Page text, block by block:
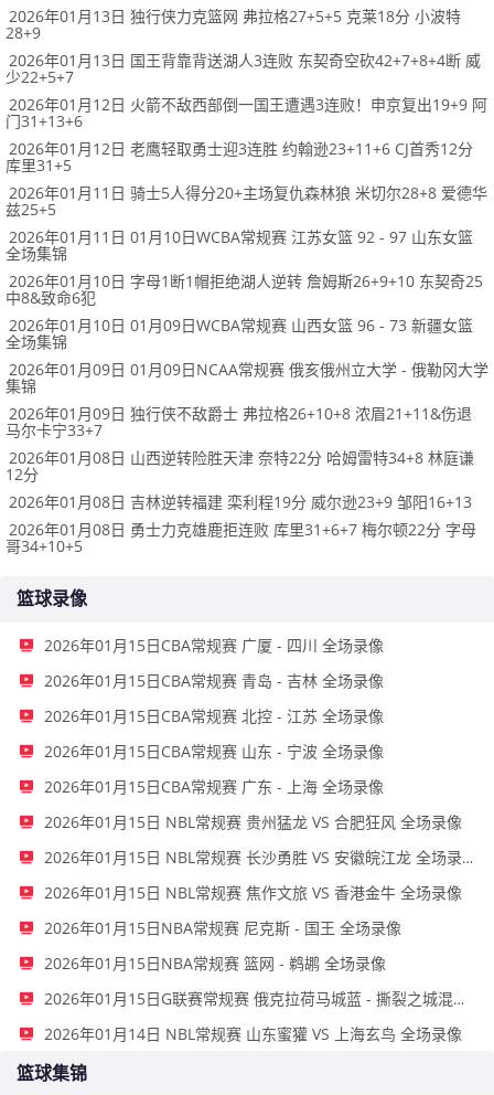
2026年01月13日 独行侠力克篮网 弗拉格27+5+5 克莱18分 小波特
28+9
2026年01月13日 国王背靠背送湖人3连败 东契奇空砍42+7+8+4断 威
少22+5+7
2026年01月12日 火箭不敌西部倒一国王遭遇3连败！申京复出19+9 阿
门31+13+6
2026年01月12日 老鹰轻取勇士迎3连胜 约翰逊23+11+6 CJ首秀12分
库里31+5
2026年01月11日 骑士5人得分20+主场复仇森林狼 米切尔28+8 爱德华
兹25+5
2026年01月11日 01月10日WCBA常规赛 江苏女篮 92 - 97 山东女篮
全场集锦
2026年01月10日 字母1断1帽拒绝湖人逆转 詹姆斯26+9+10 东契奇25
中8&致命6犯
2026年01月10日 01月09日WCBA常规赛 山西女篮 96 - 73 新疆女篮
全场集锦
2026年01月09日 01月09日NCAA常规赛 俄亥俄州立大学 - 俄勒冈大学
集锦
2026年01月09日 独行侠不敌爵士 弗拉格26+10+8 浓眉21+11&伤退
马尔卡宁33+7
2026年01月08日 山西逆转险胜天津 奈特22分 哈姆雷特34+8 林庭谦
12分
2026年01月08日 吉林逆转福建 栾利程19分 威尔逊23+9 邹阳16+13
2026年01月08日 勇士力克雄鹿拒连败 库里31+6+7 梅尔顿22分 字母
哥34+10+5
篮球录像
2026年01月15日CBA常规赛 广厦 - 四川 全场录像
2026年01月15日CBA常规赛 青岛 - 吉林 全场录像
2026年01月15日CBA常规赛 北控 - 江苏 全场录像
2026年01月15日CBA常规赛 山东 - 宁波 全场录像
2026年01月15日CBA常规赛 广东 - 上海 全场录像
2026年01月15日 NBL常规赛 贵州猛龙 VS 合肥狂风 全场录像
2026年01月15日 NBL常规赛 长沙勇胜 VS 安徽皖江龙 全场录像
2026年01月15日 NBL常规赛 焦作文旅 VS 香港金牛 全场录像
2026年01月15日NBA常规赛 尼克斯 - 国王 全场录像
2026年01月15日NBA常规赛 篮网 - 鹈鹕 全场录像
2026年01月15日G联赛常规赛 俄克拉荷马城蓝 - 撕裂之城混音 全场录像
2026年01月14日 NBL常规赛 山东蜜獾 VS 上海玄鸟 全场录像
篮球集锦